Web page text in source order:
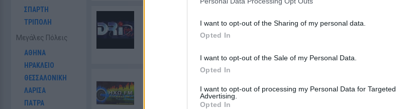
I want to opt-out of the Sharing of my personal data.
Opted In
I want to opt-out of the Sale of my Personal Data.
Opted In
I want to opt-out of processing my Personal Data for Targeted
Advertising.
Opted In
ΣΠΑΡΤΗ
ΤΡΙΠΟΛΗ
Μεγάλες Πόλεις
ΑΘΗΝΑ
ΗΡΑΚΛΕΙΟ
ΘΕΣΣΑΛΟΝΙΚΗ
ΛΑΡΙΣΑ
ΠΑΤΡΑ
- Πελοπόννησος, Ελλάδα
ΕΙΔΉΣΕΙΣ NEWS
- Πελοπόννησος, Ελλάδα
ΕΛΛΗΝΙΚΆ ΛΑΪΚΆ GREEK MUSIC